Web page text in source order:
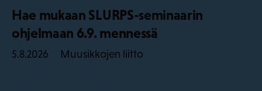
Hae mukaan SLURPS-seminaarin
ohjelmaan 6.9. mennessä
5.8.2026 Muusikkojen liitto